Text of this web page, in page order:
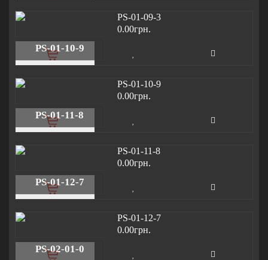
0.00грн.
PS-01-10-9
0.00грн.
PS-01-11-8
0.00грн.
PS-01-12-7
0.00грн.
PS-02-01-0